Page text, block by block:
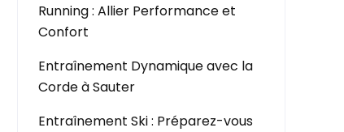
Running : Allier Performance et
Confort
Entraînement Dynamique avec la
Corde à Sauter
Entraînement Ski : Préparez-vous